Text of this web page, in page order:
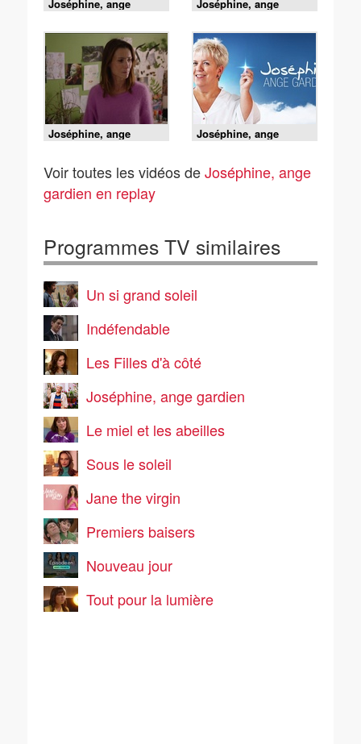
Joséphine, ange
gardien - S22 E08 - Un
Noël recomposé
Joséphine, ange
gardien - S26 E04 - Les
sirènes (Partie 2)
Joséphine, ange
gardien - S26 E03 - Les
Joséphine, ange
gardien - S05 E04 -
champagne
Voir toutes les vidéos deJoséphine, ange
gardien en replay
Programmes TV similaires
Un si grand soleil
Indéfendable
Les Filles d'à côté
Joséphine, ange gardien
Le miel et les abeilles
Sous le soleil
Jane the virgin
Premiers baisers
Nouveau jour
Tout pour la lumière